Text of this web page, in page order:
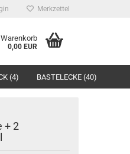
Merkzettel
0,00 EUR
(4) BASTELECKE (40)
+ 2